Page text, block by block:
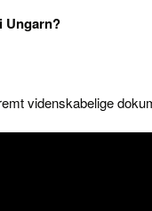
Ungarn?
videnskabelige